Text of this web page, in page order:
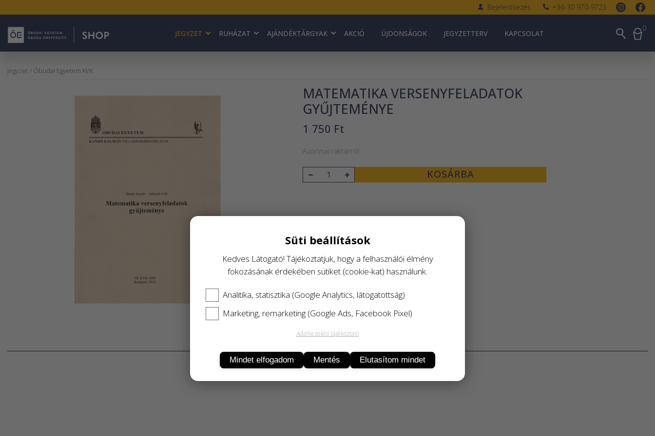
+36-30 970-9723
Bejelentkezés
JEGYZET RUHÁZAT AJÁNDÉKTÁRGYAK AKCIÓ ÚJDONSÁGOK JEGYZETTERV KAPCSOLAT
0
Jegyzet / Óbudai Egyetem KVK
MATEMATIKA VERSENYFELADATOK
GYŰJTEMÉNYE
1 750 Ft
Azonnal raktárról
KOSÁRBA
Termékleírás
Süti beállítások
Kedves Látogató! Tájékoztatjuk, hogy a felhasználói élmény
fokozásának érdekében sütiket (cookie-kat) használunk.
Analitika, statisztika (Google Analytics, látogatottság)
Marketing, remarketing (Google Ads, Facebook Pixel)
Adatkezelési tájékoztató
Mindet elfogadom Mentés Elutasítom mindet